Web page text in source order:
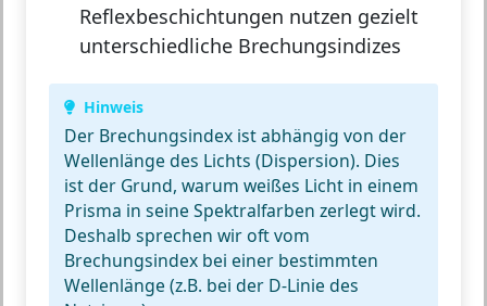
Reflexbeschichtungen nutzen gezielt
unterschiedliche Brechungsindizes
Hinweis
Der Brechungsindex ist abhängig von der
Wellenlänge des Lichts (Dispersion). Dies
ist der Grund, warum weißes Licht in einem
Prisma in seine Spektralfarben zerlegt wird.
Deshalb sprechen wir oft vom
Brechungsindex bei einer bestimmten
Wellenlänge (z.B. bei der D-Linie des